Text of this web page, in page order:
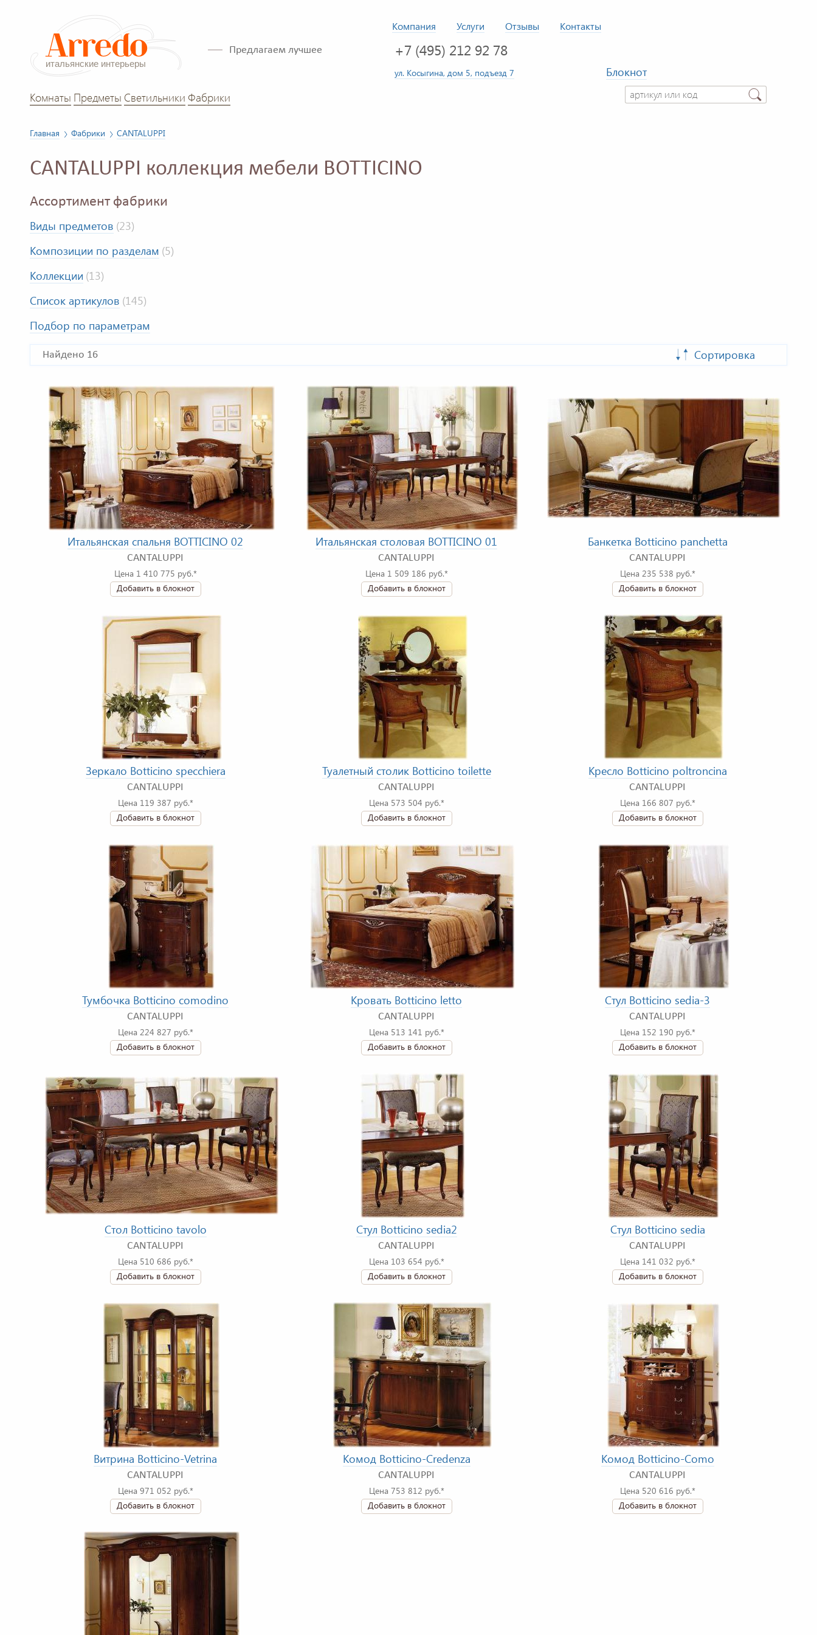
Компания Услуги Отзывы Контакты
Предлагаем лучшее +7 (495) 212 92 78
ул. Косыгина, дом 5, подъезд 7
Блокнот
Комнаты Предметы Светильники Фабрики
Главная Фабрики CANTALUPPI
CANTALUPPI коллекция мебели BOTTICINO
Ассортимент фабрики
Виды предметов (23)
Композиции по разделам (5)
Коллекции (13)
Список артикулов (145)
Подбор по параметрам
Найдено 16 Сортировка
Итальянская спальня BOTTICINO 02
CANTALUPPI
Цена 1 410 775 руб.*
Добавить в блокнот
Итальянская столовая BOTTICINO 01
CANTALUPPI
Цена 1 509 186 руб.*
Добавить в блокнот
Банкетка Botticino panchetta
CANTALUPPI
Цена 235 538 руб.*
Добавить в блокнот
Зеркало Botticino specchiera
CANTALUPPI
Цена 119 387 руб.*
Добавить в блокнот
Туалетный столик Botticino toilette
CANTALUPPI
Цена 573 504 руб.*
Добавить в блокнот
Кресло Botticino poltroncina
CANTALUPPI
Цена 166 807 руб.*
Добавить в блокнот
Тумбочка Botticino comodino
CANTALUPPI
Цена 224 827 руб.*
Добавить в блокнот
Кровать Botticino letto
CANTALUPPI
Цена 513 141 руб.*
Добавить в блокнот
Стул Botticino sedia-3
CANTALUPPI
Цена 152 190 руб.*
Добавить в блокнот
Стол Botticino tavolo
CANTALUPPI
Цена 510 686 руб.*
Добавить в блокнот
Стул Botticino sedia2
CANTALUPPI
Цена 103 654 руб.*
Добавить в блокнот
Стул Botticino sedia
CANTALUPPI
Цена 141 032 руб.*
Добавить в блокнот
Витрина Botticino-Vetrina
CANTALUPPI
Цена 971 052 руб.*
Добавить в блокнот
Комод Botticino-Credenza
CANTALUPPI
Цена 753 812 руб.*
Добавить в блокнот
Комод Botticino-Como
CANTALUPPI
Цена 520 616 руб.*
Добавить в блокнот